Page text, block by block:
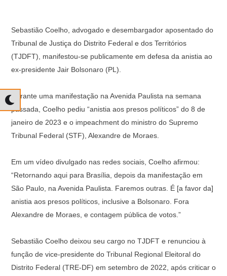
Sebastião Coelho, advogado e desembargador aposentado do
Tribunal de Justiça do Distrito Federal e dos Territórios
(TJDFT), manifestou-se publicamente em defesa da anistia ao
ex-presidente Jair Bolsonaro (PL).
Durante uma manifestação na Avenida Paulista na semana
passada, Coelho pediu “anistia aos presos políticos” do 8 de
janeiro de 2023 e o impeachment do ministro do Supremo
Tribunal Federal (STF), Alexandre de Moraes.
Em um vídeo divulgado nas redes sociais, Coelho afirmou:
“Retornando aqui para Brasília, depois da manifestação em
São Paulo, na Avenida Paulista. Faremos outras. É [a favor da]
anistia aos presos políticos, inclusive a Bolsonaro. Fora
Alexandre de Moraes, e contagem pública de votos.”
Sebastião Coelho deixou seu cargo no TJDFT e renunciou à
função de vice-presidente do Tribunal Regional Eleitoral do
Distrito Federal (TRE-DF) em setembro de 2022, após criticar o